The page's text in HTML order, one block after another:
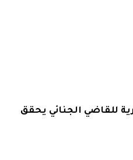
للقاضي الجنائي يحقق